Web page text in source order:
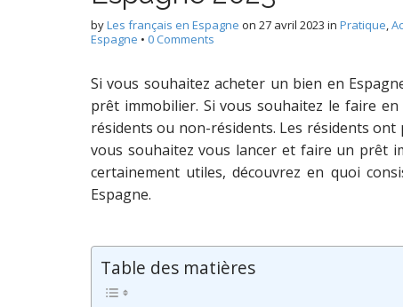
byLes français en Espagne on 27 avril 2023 in Pratique,
Espagne • 0 Comments
Si vous souhaitez acheter un bien en
prêt immobilier. Si vous souhaitez le faire
résidents ou non-résidents. Les résidents ont
vous souhaitez vous lancer et faire un prêt
certainement utiles, découvrez en quoi
Espagne.
Table des matières